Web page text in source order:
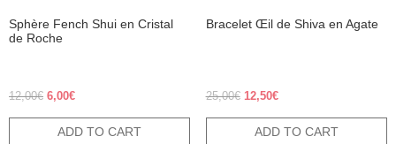
Sphère Fench Shui en Cristal
de Roche
12,00€ Original price was: 12,00€.
6,00€Current price is: 6,00€.
ADD TO CART
Bracelet Œil de Shiva en Agate
25,00€ Original price was: 25,00€.
12,50€Current price is:
ADD TO CART